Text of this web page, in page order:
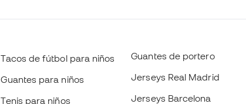
Tacos de fútbol para niños
Guantes para niños
Tenis para niños
Guantes de portero
Jerseys Real Madrid
Jerseys Barcelona